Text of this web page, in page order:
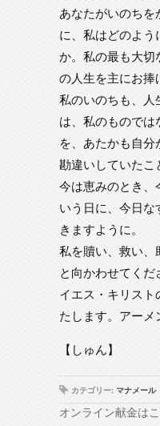
あなたがいのち
に、私はどのよう
か。私の最も大切
の人生を主にお捧
私のいのちも、
は、私のもので
を、あたかも自分
勘違いしていたこ
今は恵みのとき、
いう日に、今日
きますように。
私を贖い、救い
と向かわせてくだ
イエス・キリス
たします。アーメ
【しゅん】
カテゴリー: マナメール
オンライン献金はこ